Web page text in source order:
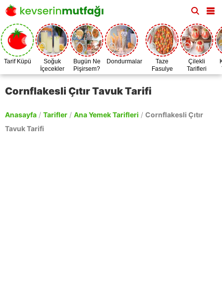
Tarif Küpü
Soğuk
İçecekler
Bugün Ne
Pişirsem?
Dondurmalar
Taze
Fasulye
Zamanı
Çilekli
Tarifleri
Cornflakesli Çıtır Tavuk Tarifi
Anasayfa / Tarifler / Ana Yemek Tarifleri / Cornflakesli Çıtır
Tavuk Tarifi